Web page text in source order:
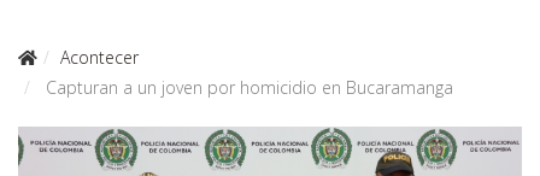
Acontecer
Capturan a un joven por homicidio en Bucaramanga